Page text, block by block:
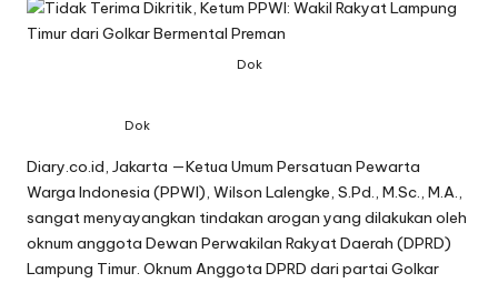
Dok
Dok
Diary.co.id, Jakarta —Ketua Umum Persatuan Pewarta
Warga Indonesia (PPWI), Wilson Lalengke, S.Pd., M.Sc., M.A.,
sangat menyayangkan tindakan arogan yang dilakukan oleh
oknum anggota Dewan Perwakilan Rakyat Daerah (DPRD)
Lampung Timur. Oknum Anggota DPRD dari partai Golkar